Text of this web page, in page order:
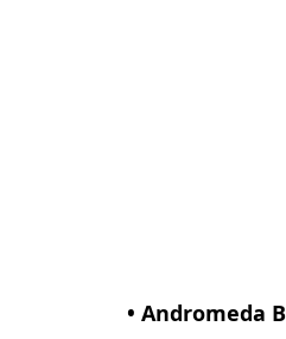
• Andromeda